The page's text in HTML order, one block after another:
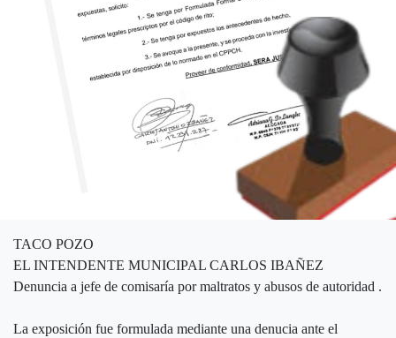
TACO POZO
EL INTENDENTE MUNICIPAL CARLOS IBAÑEZ
Denuncia a jefe de comisaría por maltratos y abusos de autoridad .
La exposición fue formulada mediante una denucia ante el